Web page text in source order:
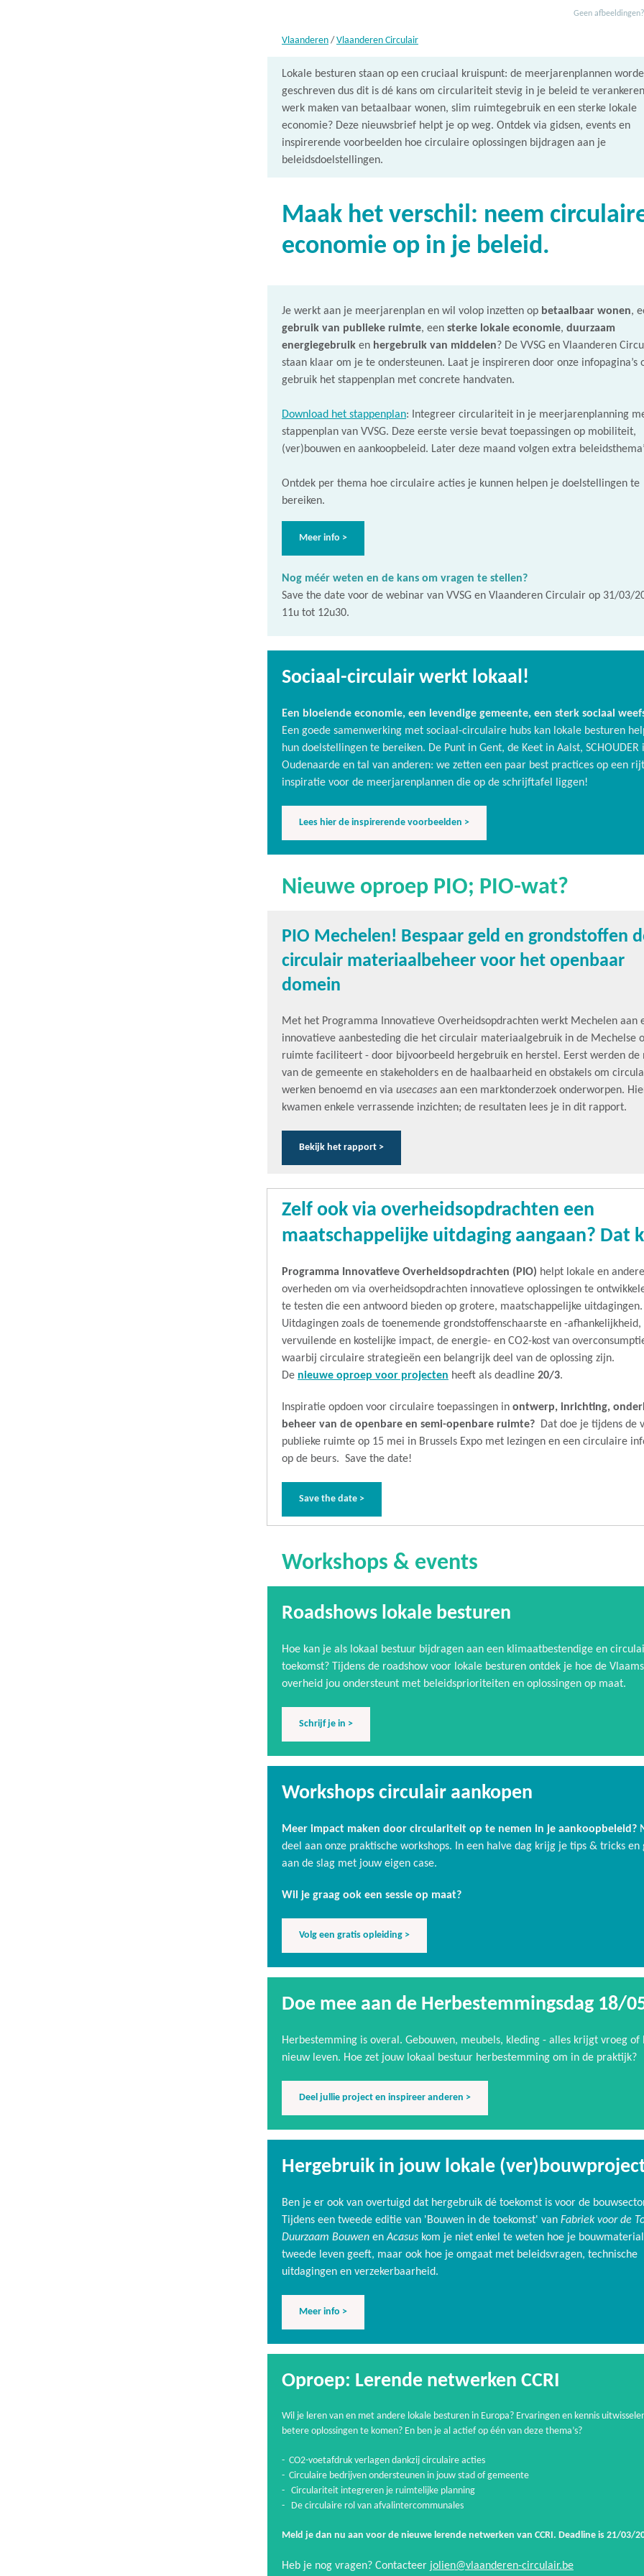
Geen afbeeldingen?
Vlaanderen / Vlaanderen Circulair
Lokale besturen staan op een cruciaal kruispunt: de meerjarenplannen
geschreven dus dit is dé kans om circulariteit stevig in je beleid te
werk maken van betaalbaar wonen, slim ruimtegebruik en een sterke lokale
economie? Deze nieuwsbrief helpt je op weg. Ontdek via gidsen, events en
inspirerende voorbeelden hoe circulaire oplossingen bijdragen aan je
beleidsdoelstellingen.
Maak het verschil: neem
economie op in je beleid.
Je werkt aan je meerjarenplan en wil volop inzetten op betaalbaar wonen,
gebruik van publieke ruimte, een sterke lokale economie, duurzaam
energiegebruik en hergebruik van middelen? De VVSG en Vlaanderen
staan klaar om je te ondersteunen. Laat je inspireren door onze infopagina’s
gebruik het stappenplan met concrete handvaten.
Download het stappenplan: Integreer circulariteit in je meerjarenplanning
stappenplan van VVSG. Deze eerste versie bevat toepassingen op mobiliteit,
(ver)bouwen en aankoopbeleid. Later deze maand volgen extra
Ontdek per thema hoe circulaire acties je kunnen helpen je doelstellingen te
bereiken.
Meer info >
Nog méér weten en de kans om vragen te stellen?
Save the date voor de webinar van VVSG en Vlaanderen Circulair op 31/03/
11u tot 12u30.
Sociaal-circulair werkt lokaal!
Een bloeiende economie, een levendige gemeente, een sterk sociaal
Een goede samenwerking met sociaal-circulaire hubs kan lokale besturen
hun doelstellingen te bereiken. De Punt in Gent, de Keet in Aalst, SCHOUDER
Oudenaarde en tal van anderen: we zetten een paar best practices op een
inspiratie voor de meerjarenplannen die op de schrijftafel liggen!
Lees hier de inspirerende voorbeelden >
Nieuwe oproep PIO; PIO-wat?
PIO Mechelen! Bespaar geld en grondstoffen
circulair materiaalbeheer voor het openbaar
domein
Met het Programma Innovatieve Overheidsopdrachten werkt Mechelen aan
innovatieve aanbesteding die het circulair materiaalgebruik in de Mechelse
ruimte faciliteert - door bijvoorbeeld hergebruik en herstel. Eerst werden de
van de gemeente en stakeholders en de haalbaarheid en obstakels om
werken benoemd en via usecases aan een marktonderzoek onderworpen.
kwamen enkele verrassende inzichten; de resultaten lees je in dit rapport.
Bekijk het rapport >
Zelf ook via overheidsopdrachten een
maatschappelijke uitdaging aangaan? Dat
Programma Innovatieve Overheidsopdrachten (PIO) helpt lokale en andere
overheden om via overheidsopdrachten innovatieve oplossingen te
te testen die een antwoord bieden op grotere, maatschappelijke uitdagingen.
Uitdagingen zoals de toenemende grondstoffenschaarste en -afhankelijkheid,
vervuilende en kostelijke impact, de energie- en CO2-kost van
waarbij circulaire strategieën een belangrijk deel van de oplossing zijn.
De nieuwe oproep voor projecten heeft als deadline 20/3.
Inspiratie opdoen voor circulaire toepassingen in ontwerp, inrichting,
beheer van de openbare en semi-openbare ruimte?
Dat doe je tijdens de
publieke ruimte op 15 mei in Brussels Expo met lezingen en een circulaire
op de beurs. Save the date!
Save the date >
Workshops & events
Roadshows lokale besturen
Hoe kan je als lokaal bestuur bijdragen aan een klimaatbestendige en
toekomst? Tijdens de roadshow voor lokale besturen ontdek je hoe de
overheid jou ondersteunt met beleidsprioriteiten en oplossingen op maat.
Schrijf je in >
Workshops circulair aankopen
Meer impact maken door circulariteit op te nemen in je aankoopbeleid?
deel aan onze praktische workshops. In een halve dag krijg je tips & tricks en
aan de slag met jouw eigen case.
Wil je graag ook een sessie op maat?
Volg een gratis opleiding >
Doe mee aan de Herbestemmingsdag 18/
Herbestemming is overal. Gebouwen, meubels, kleding - alles krijgt vroeg of
nieuw leven. Hoe zet jouw lokaal bestuur herbestemming om in de praktijk?
Deel jullie project en inspireer anderen >
Hergebruik in jouw lokale
Ben je er ook van overtuigd dat hergebruik dé toekomst is voor de
Tijdens een tweede editie van 'Bouwen in de toekomst' van Fabriek voor de
Duurzaam Bouwen enAcasus kom je niet enkel te weten hoe je
tweede leven geeft, maar ook hoe je omgaat met beleidsvragen, technische
uitdagingen en verzekerbaarheid.
Meer info >
Oproep: Lerende netwerken CCRI
Wil je leren van en met andere lokale besturen in Europa? Ervaringen en kennis
betere oplossingen te komen? En ben je al actief op één van deze thema’s?
- CO2-voetafdruk verlagen dankzij circulaire acties
- Circulaire bedrijven ondersteunen in jouw stad of gemeente
- Circulariteit integreren je ruimtelijke planning
- De circulaire rol van afvalintercommunales
Meld je dan nu aan voor de nieuwe lerende netwerken van CCRI. Deadline is 21/03/
Heb je nog vragen? Contacteer jolien@vlaanderen-circulair.be